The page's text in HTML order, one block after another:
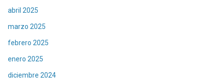
abril 2025
marzo 2025
febrero 2025
enero 2025
diciembre 2024